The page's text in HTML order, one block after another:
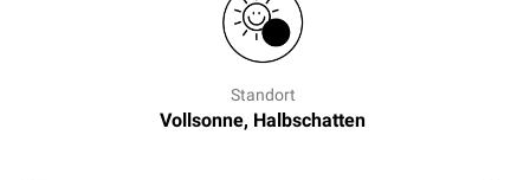
Standort
Vollsonne, Halbschatten